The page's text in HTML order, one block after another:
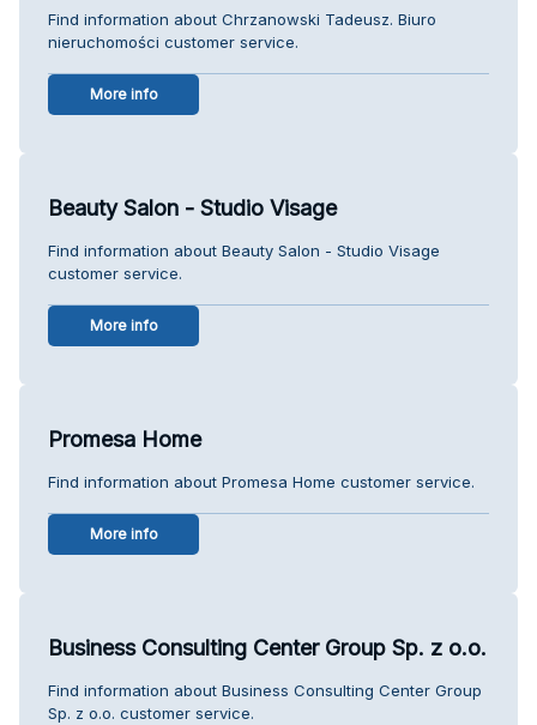
Find information about Chrzanowski Tadeusz. Biuro
nieruchomości customer service.
More info
Beauty Salon - Studio Visage
Find information about Beauty Salon - Studio Visage
customer service.
More info
Promesa Home
Find information about Promesa Home customer service.
More info
Business Consulting Center Group Sp. z o.o.
Find information about Business Consulting Center Group
Sp. z o.o. customer service.